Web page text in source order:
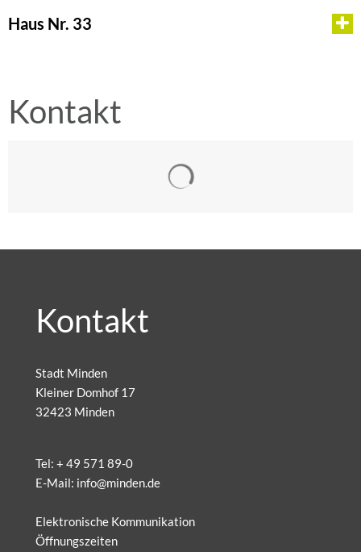
Haus Nr. 33
Kontakt
Kontakt
Stadt Minden
Kleiner Domhof 17
32423 Minden
Tel: + 49 571 89-0
E-Mail: info@minden.de
Elektronische Kommunikation
Öffnungszeiten